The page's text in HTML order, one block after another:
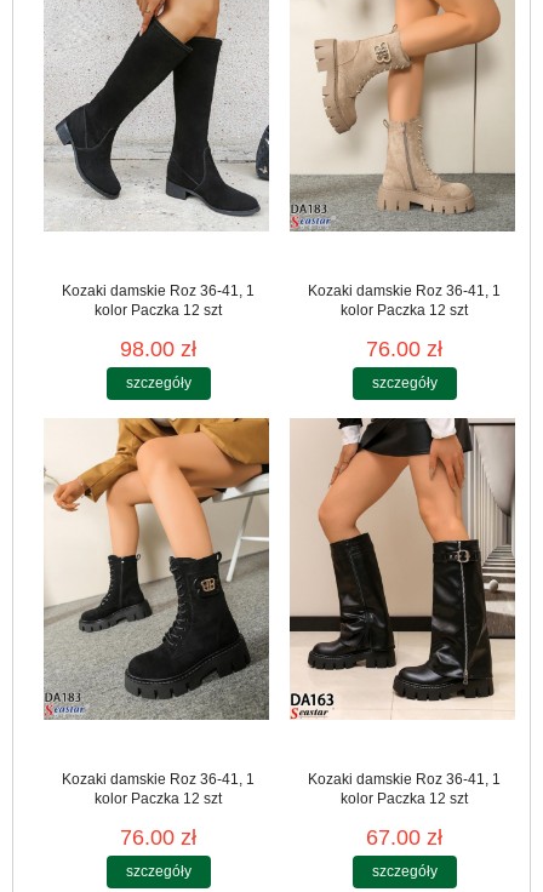
Kozaki damskie Roz 36-41, 1
kolor Paczka 12 szt
98.00 zł
szczegóły
Kozaki damskie Roz 36-41, 1
kolor Paczka 12 szt
76.00 zł
szczegóły
Kozaki damskie Roz 36-41, 1
kolor Paczka 12 szt
76.00 zł
szczegóły
Kozaki damskie Roz 36-41, 1
kolor Paczka 12 szt
67.00 zł
szczegóły